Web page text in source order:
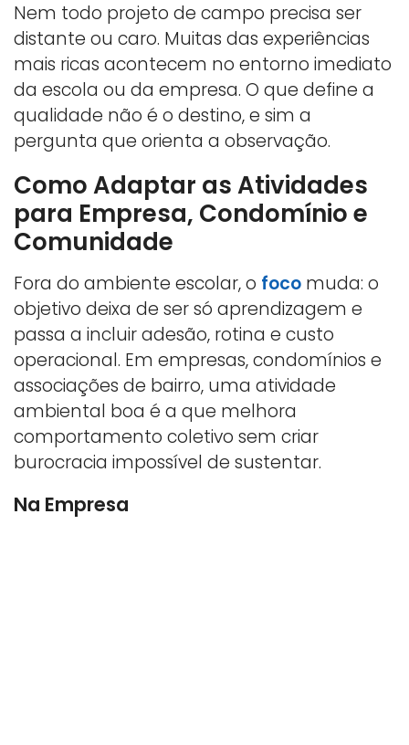
Nem todo projeto de campo precisa ser
distante ou caro. Muitas das experiências
mais ricas acontecem no entorno imediato
da escola ou da empresa. O que define a
qualidade não é o destino, e sim a
pergunta que orienta a observação.
Como Adaptar as Atividades
para Empresa, Condomínio e
Comunidade
Fora do ambiente escolar, o foco muda: o
objetivo deixa de ser só aprendizagem e
passa a incluir adesão, rotina e custo
operacional. Em empresas, condomínios e
associações de bairro, uma atividade
ambiental boa é a que melhora
comportamento coletivo sem criar
burocracia impossível de sustentar.
Na Empresa